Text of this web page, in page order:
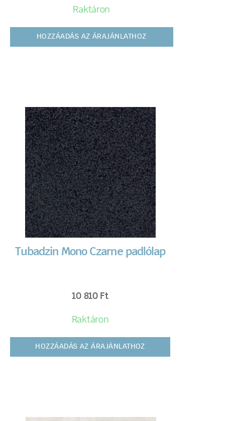
Raktáron
HOZZÁADÁS AZ ÁRAJÁNLATHOZ
Tubadzin Mono Czarne padlólap
10 810 Ft
Raktáron
HOZZÁADÁS AZ ÁRAJÁNLATHOZ